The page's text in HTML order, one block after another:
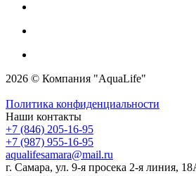
2026 © Компания "AquaLife"
Политика конфиденциальности
Наши контакты
+7 (846) 205-16-95
+7 (987) 955-16-95
aqualifesamara@mail.ru
г. Самара, ул. 9-я просека 2-я линия,